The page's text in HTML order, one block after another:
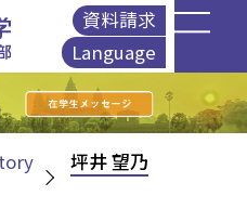
資料請求
Language
English
简体中文
繁體中文
坪井 望乃